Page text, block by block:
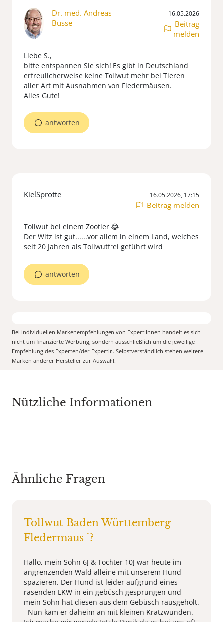
Dr. med. Andreas
Busse
16.05.2026
Beitrag
melden
Liebe S.,
bitte entspannen Sie sich! Es gibt in Deutschland
erfreulicherweise keine Tollwut mehr bei Tieren
aller Art mit Ausnahmen von Fledermäusen.
Alles Gute!
antworten
KielSprotte 16.05.2026, 17:15
Beitrag melden
Tollwut bei einem Zootier 😂
Der Witz ist gut......vor allem in einem Land, welches
seit 20 Jahren als Tollwutfrei geführt wird
antworten
Bei individuellen Markenempfehlungen von Expert:Innen handelt es sich
nicht um finanzierte Werbung, sondern ausschließlich um die jeweilige
Empfehlung des Experten/der Expertin. Selbstverständlich stehen weitere
Marken anderer Hersteller zur Auswahl.
Nützliche Informationen
Ähnliche Fragen
Tollwut Baden Württemberg
Fledermaus `?
Hallo, mein Sohn 6J & Tochter 10J war heute im
angrenzenden Wald alleine mit unserem Hund
spazieren. Der Hund ist leider aufgrund eines
rasenden LKW in ein gebüsch gesprungen und
mein Sohn hat diesen aus dem Gebüsch rausgeholt.
Nun kam er daheim an mit kleinen Kratzwunden.